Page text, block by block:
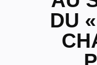
DU